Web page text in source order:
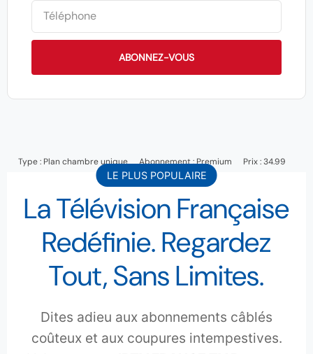
ABONNEZ-VOUS
Type : Plan chambre unique Abonnement :Premium Prix : 34.99
La Télévision Française
Redéfinie. Regardez
Tout, Sans Limites.
Dites adieu aux abonnements câblés
coûteux et aux coupures intempestives.
LE PLUS POPULAIRE